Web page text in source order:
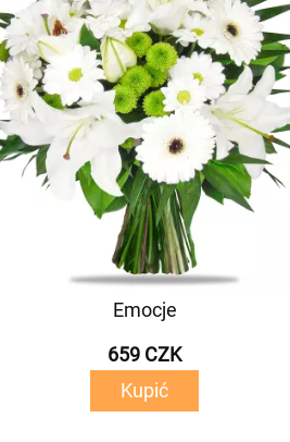
Emocje
659 CZK
Kupić